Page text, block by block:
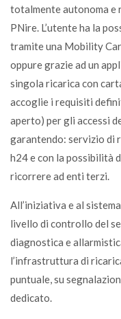
totalmente autonoma
PNire. L’utente ha la
tramite una Mobility
oppure grazie ad un
singola ricarica con
accoglie i requisiti
aperto) per gli accessi
garantendo: servizio di
h24 e con la possibilità
ricorrere ad enti terzi.
All’iniziativa e al
livello di controllo del
diagnostica e
l’infrastruttura di
puntuale, su
dedicato.